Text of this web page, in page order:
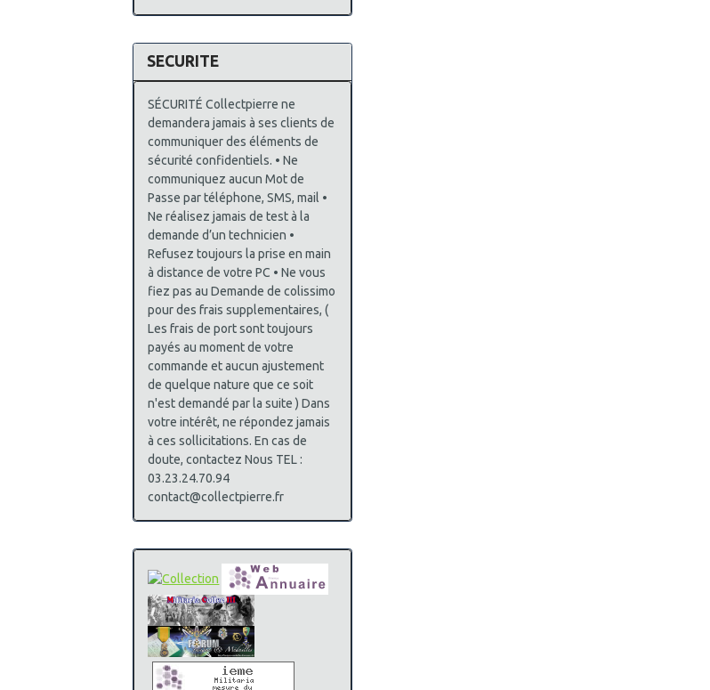
SECURITE
SÉCURITÉ Collectpierre ne
demandera jamais à ses clients de
communiquer des éléments de
sécurité confidentiels. • Ne
communiquez aucun Mot de
Passe par téléphone, SMS, mail •
Ne réalisez jamais de test à la
demande d’un technicien •
Refusez toujours la prise en main
à distance de votre PC • Ne vous
fiez pas au Demande de colissimo
pour des frais supplementaires, (
Les frais de port sont toujours
payés au moment de votre
commande et aucun ajustement
de quelque nature que ce soit
n'est demandé par la suite ) Dans
votre intérêt, ne répondez jamais
à ces sollicitations. En cas de
doute, contactez Nous TEL :
03.23.24.70.94
contact@collectpierre.fr